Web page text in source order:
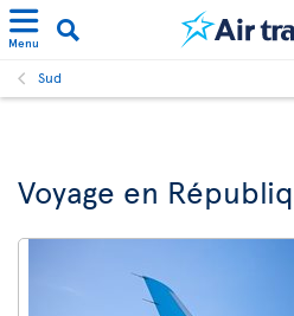
Menu
Sud
Voyage en